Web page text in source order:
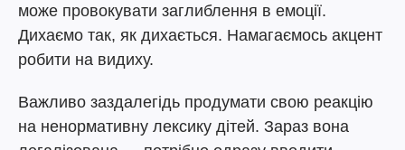
може провокувати заглиблення в емоції.
Дихаємо так, як дихається. Намагаємось акцент
робити на видиху.
Важливо заздалегідь продумати свою реакцію
на ненормативну лексику дітей. Зараз вона